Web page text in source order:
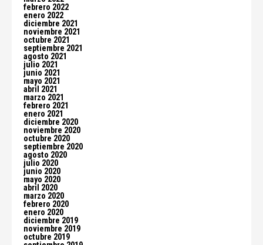
febrero 2022
enero 2022
diciembre 2021
noviembre 2021
octubre 2021
septiembre 2021
agosto 2021
julio 2021
junio 2021
mayo 2021
abril 2021
marzo 2021
febrero 2021
enero 2021
diciembre 2020
noviembre 2020
octubre 2020
septiembre 2020
agosto 2020
julio 2020
junio 2020
mayo 2020
abril 2020
marzo 2020
febrero 2020
enero 2020
diciembre 2019
noviembre 2019
octubre 2019